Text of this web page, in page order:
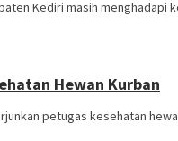
Kediri masih menghadapi
Hewan Kurban
petugas kesehatan